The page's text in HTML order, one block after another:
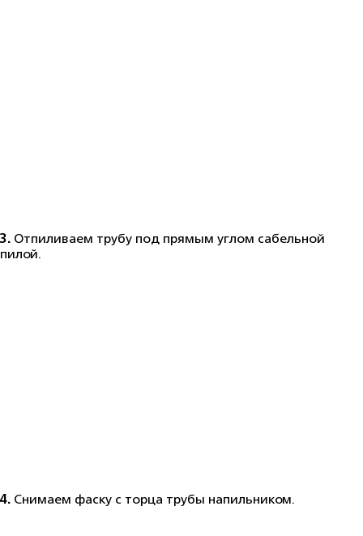
3.Отпиливаем трубу под прямым углом сабельной
пилой.
4.Снимаем фаску с торца трубы напильником.